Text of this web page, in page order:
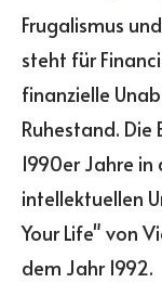
Frugalismus
steht für
finanzielle
Ruhestand.
1990er Jahre
intellektuellen
Your Life" von
dem Jahr 1992.